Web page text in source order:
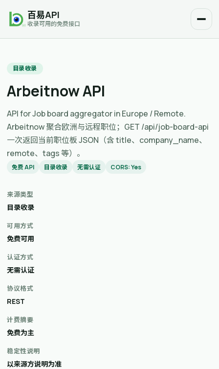
百易API
收录可用的免费接口
目录收录
Arbeitnow API
API for Job board aggregator in Europe / Remote.
Arbeitnow 聚合欧洲与远程职位；GET /api/job-board-api
一次返回当前职位板 JSON（含 title、company_name、
remote、tags 等）。
免费 API 目录收录 无需认证 CORS: Yes
来源类型
目录收录
可用方式
免费可用
认证方式
无需认证
协议格式
REST
计费摘要
免费为主
稳定性说明
以来源方说明为准